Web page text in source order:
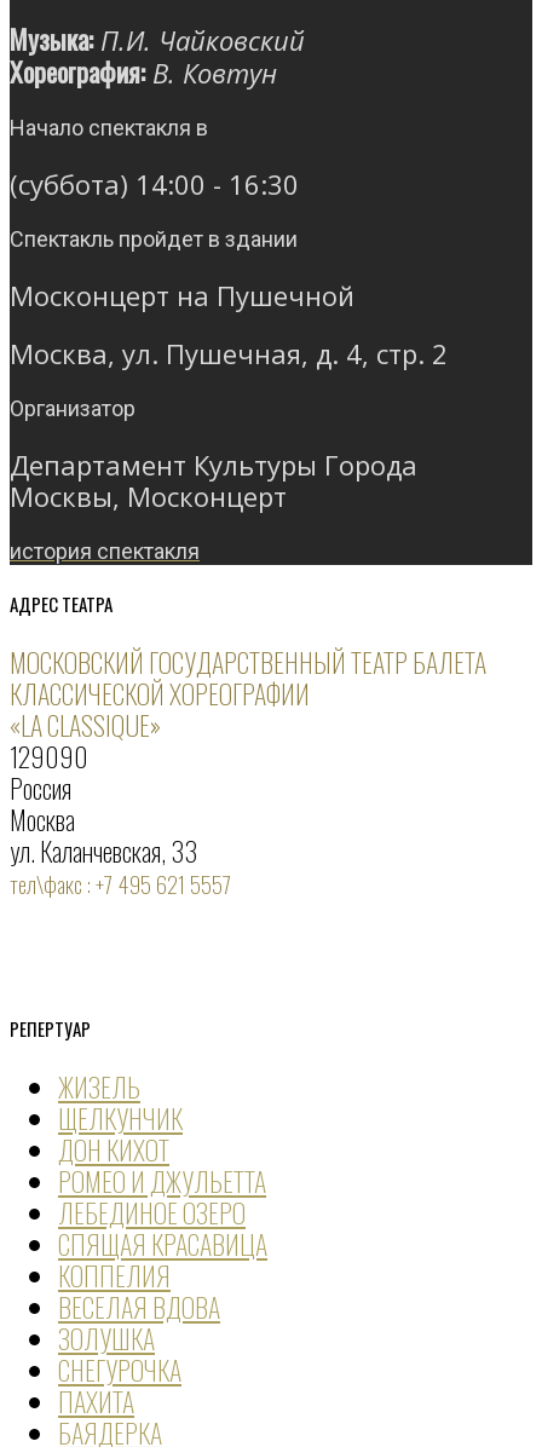
Музыка: П.И. Чайковский
Хореография:В. Ковтун
Начало спектакля в
(суббота) 14:00 - 16:30
Спектакль пройдет в здании
Москонцерт на Пушечной
Москва, ул. Пушечная, д. 4, стр. 2
Организатор
Департамент Культуры Города
Москвы, Москонцерт
история спектакля
АДРЕС ТЕАТРА
МОСКОВСКИЙ ГОСУДАРСТВЕННЫЙ ТЕАТР БАЛЕТА
КЛАССИЧЕСКОЙ ХОРЕОГРАФИИ
«LA CLASSIQUE»
129090
Россия
Москва
ул. Каланчевская, 33
тел\факс : +7 495 621 5557
РЕПЕРТУАР
ЖИЗЕЛЬ
ЩЕЛКУНЧИК
ДОН КИХОТ
РОМЕО И ДЖУЛЬЕТТА
ЛЕБЕДИНОЕ ОЗЕРО
СПЯЩАЯ КРАСАВИЦА
КОППЕЛИЯ
ВЕСЕЛАЯ ВДОВА
ЗОЛУШКА
СНЕГУРОЧКА
ПАХИТА
БАЯДЕРКА